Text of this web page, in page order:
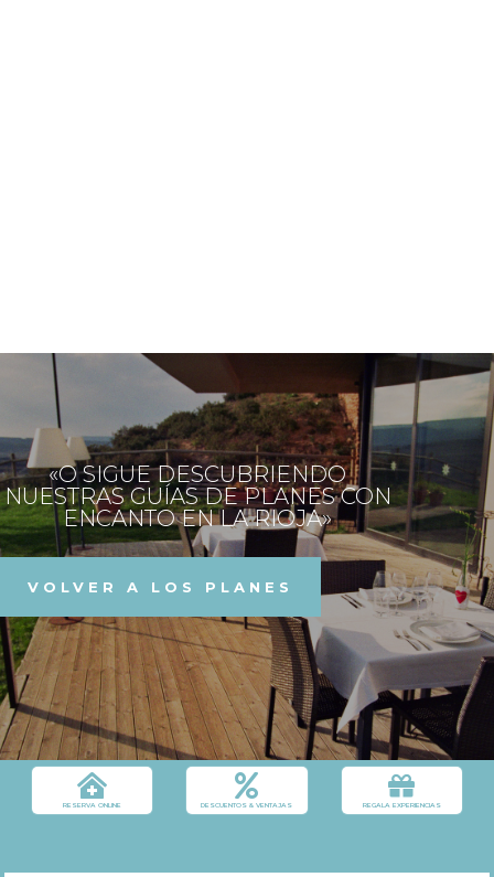
«O SIGUE DESCUBRIENDO
NUESTRAS GUÍAS DE PLANES CON
ENCANTO EN LA RIOJA»
VOLVER A LOS PLANES

RESERVA ONLINE

DESCUENTOS & VENTAJAS

REGALA EXPERIENCIAS